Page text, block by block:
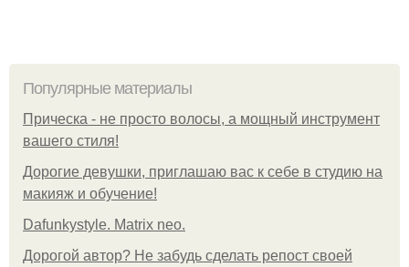
Популярные материалы
Прическа - не просто волосы, а мощный инструмент
вашего стиля!
Дорогие девушки, приглашаю вас к себе в студию на
макияж и обучение!
Dafunkystyle. Matrix neo.
Дорогой автор? Не забудь сделать репост своей